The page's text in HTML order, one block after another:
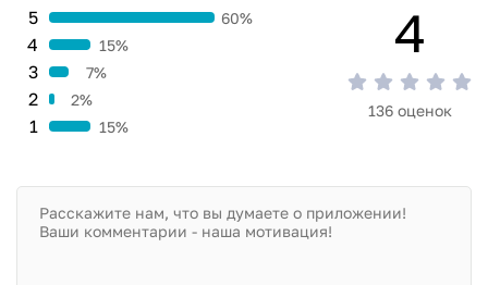
1 15%
2 2%
3 7%
4 15%
5 60% 4
136 оценок